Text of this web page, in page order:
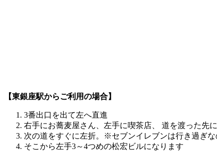
【東銀座駅からご利用の場合】
3番出口を出て左へ直進
右手にお蕎麦屋さん、左手に喫茶店、 道を渡った先
次の道をすぐに左折。※セブンイレブンは行き過ぎ
そこから左手3～4つめの松宏ビルになります